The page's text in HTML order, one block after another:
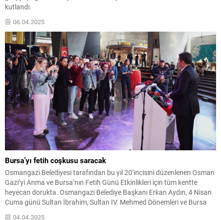
kutlandı.
06.04.2025
Bursa’yı fetih coşkusu saracak
Osmangazi Belediyesi tarafından bu yıl 20’incisini düzenlenen Osman
Gazi’yi Anma ve Bursa’nın Fetih Günü Etkinlikleri için tüm kentte
heyecan dorukta. Osmangazi Belediye Başkanı Erkan Aydın, 4 Nisan
Cuma günü Sultan İbrahim, Sultan IV. Mehmed Dönemleri ve Bursa
Sempozyumu’nun açılış oturumu ile başlayıp, 4 Mayıs Pazar günü
04.04.2025